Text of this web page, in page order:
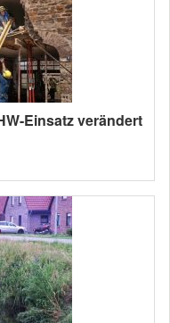
Einsatz verändert